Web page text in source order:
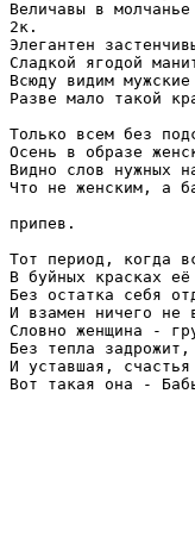
Величавы в
2к.
Элегантен
Сладкой ягодой
Всюду видим
Разве мало такой
Только всем без
Осень в образе
Видно слов нужных
Что не женским, а
припев.
Тот период, когда
В буйных красках её
Без остатка себя
И взамен ничего не
Словно женщина -
Без тепла
И уставшая,
Вот такая она -